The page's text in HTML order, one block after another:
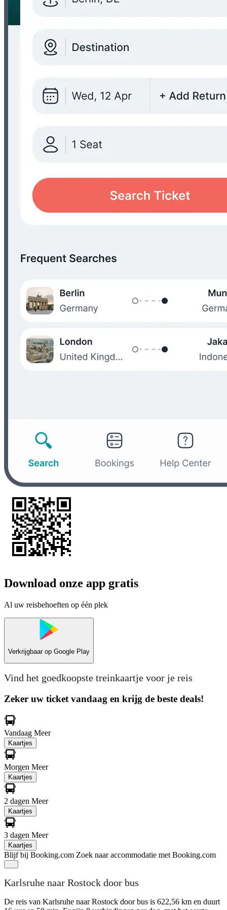
Download onze app gratis
Al uw reisbehoeften op één plek
Verkrijgbaar op Google Play
Vind het goedkoopste treinkaartje voor je reis
Zeker uw ticket vandaag en krijg de beste deals!
Vandaag Meer
Kaartjes
Morgen Meer
Kaartjes
2 dagen Meer
Kaartjes
3 dagen Meer
Kaartjes
Blijf bij Booking.com Zoek naar accommodatie met Booking.com
Karlsruhe naar Rostock door bus
De reis van Karlsruhe naar Rostock door bus is 622,56 km en duurt